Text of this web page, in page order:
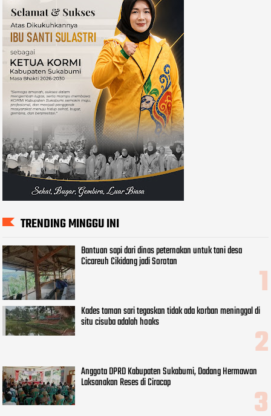
TRENDING MINGGU INI
Bantuan sapi dari dinas peternakan untuk tani desa
Cicareuh Cikidang jadi Sorotan
Kades taman sari tegaskan tidak ada korban meninggal di
situ cisuba adalah hoaks
Anggota DPRD Kabupaten Sukabumi, Dadang Hermawan
Laksanakan Reses di Ciracap